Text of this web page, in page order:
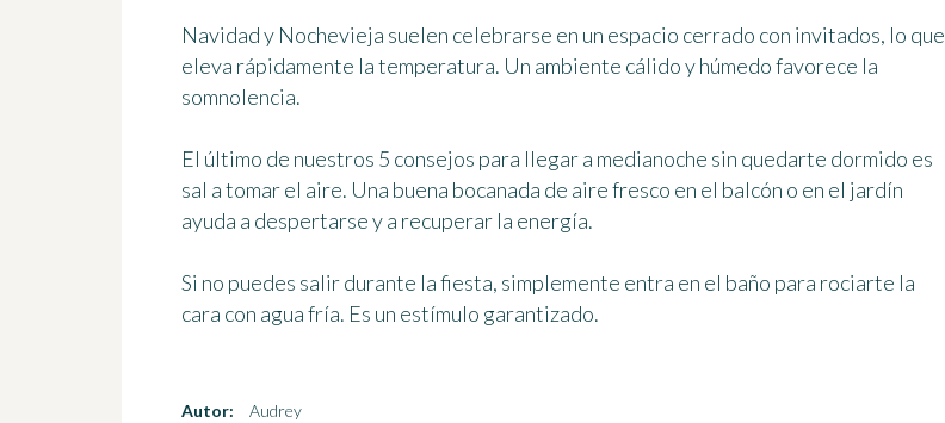
Navidad y Nochevieja suelen celebrarse en un espacio cerrado con invitados, lo que
eleva rápidamente la temperatura. Un ambiente cálido y húmedo favorece la
somnolencia.
El último de nuestros 5 consejos para llegar a medianoche sin quedarte dormido es
sal a tomar el aire. Una buena bocanada de aire fresco en el balcón o en el jardín
ayuda a despertarse y a recuperar la energía.
Si no puedes salir durante la fiesta, simplemente entra en el baño para rociarte la
cara con agua fría. Es un estímulo garantizado.
Autor:
Audrey